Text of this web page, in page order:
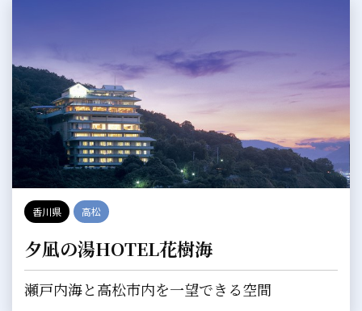
香川県 高松
夕凪の湯HOTEL花樹海
瀬戸内海と高松市内を一望できる空間